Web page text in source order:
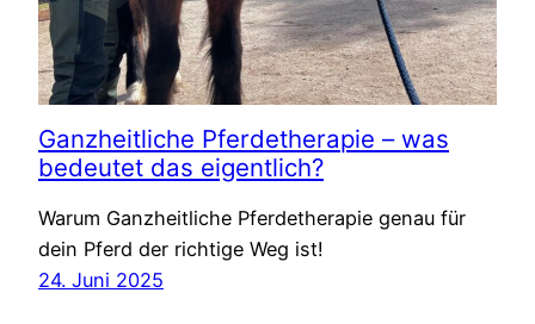
Ganzheitliche Pferdetherapie – was
bedeutet das eigentlich?
Warum Ganzheitliche Pferdetherapie genau für
dein Pferd der richtige Weg ist!
24. Juni 2025